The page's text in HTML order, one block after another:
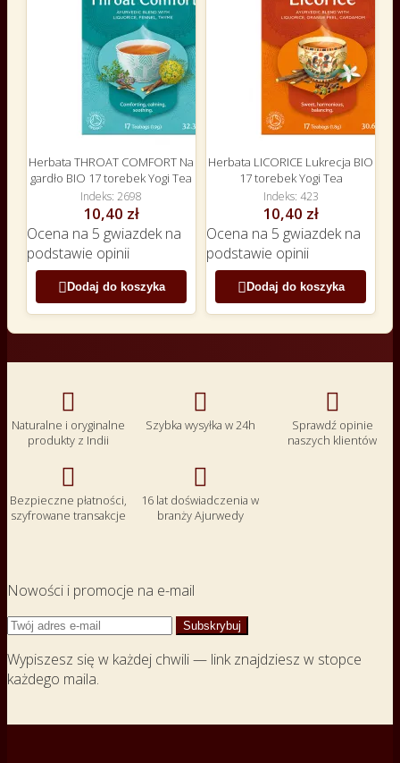
Herbata THROAT COMFORT Na
gardło BIO 17 torebek Yogi Tea
Indeks 2698
10,40 zł
Ocena na 5 gwiazdek na
podstawie opinii
 Dodaj do koszyka
Herbata LICORICE Lukrecja BIO
17 torebek Yogi Tea
Indeks 423
10,40 zł
Ocena na 5 gwiazdek na
podstawie opinii
 Dodaj do koszyka

Naturalne i oryginalne
produkty z Indii

Szybka wysyłka w 24h

Sprawdź opinie
naszych klientów

Bezpieczne płatności,
szyfrowane transakcje

16 lat doświadczenia w
branży Ajurwedy
Nowości i promocje na e-mail
Wypiszesz się w każdej chwili — link znajdziesz w stopce
każdego maila.